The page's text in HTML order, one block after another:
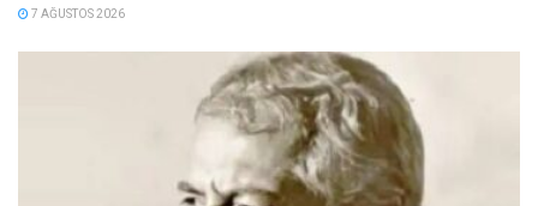
7 AĞUSTOS 2026